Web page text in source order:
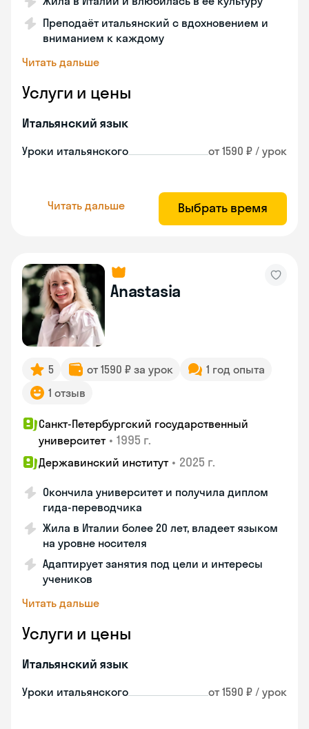
Преподаёт итальянский с вдохновением и
вниманием к каждому
Читать дальше
Услуги и цены
Итальянский язык
Уроки итальянского от 1590 ₽ / урок
Читать дальше Выбрать время
Anastasia
5 от 1590 ₽ за урок
1 год опыта
1 отзыв
Санкт-Петербургский государственный
университет • 1995 г.
Державинский институт • 2025 г.
Окончила университет и получила диплом
гида-переводчика
Жила в Италии более 20 лет, владеет языком
на уровне носителя
Адаптирует занятия под цели и интересы
учеников
Читать дальше
Услуги и цены
Итальянский язык
Уроки итальянского от 1590 ₽ / урок